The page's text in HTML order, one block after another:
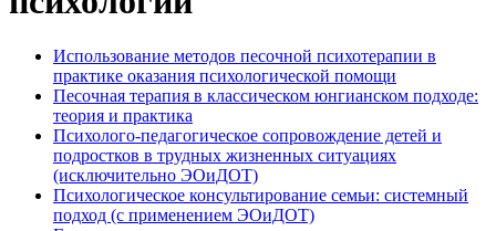
Использование методов песочной психотерапии в
практике оказания психологической помощи
Песочная терапия в классическом юнгианском подходе:
теория и практика
Психолого-педагогическое сопровождение детей и
подростков в трудных жизненных ситуациях
(исключительно ЭОиДОТ)
Психологическое консультирование семьи: системный
подход (с применением ЭОиДОТ)